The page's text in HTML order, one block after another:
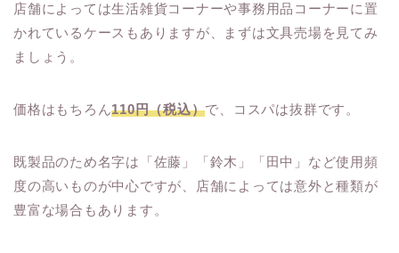
店舗によっては生活雑貨コーナーや事務用品コーナーに置
かれているケースもありますが、まずは文具売場を見てみ
ましょう。
価格はもちろん110円（税込）で、コスパは抜群です。
既製品のため名字は「佐藤」「鈴木」「田中」など使用頻
度の高いものが中心ですが、店舗によっては意外と種類が
豊富な場合もあります。